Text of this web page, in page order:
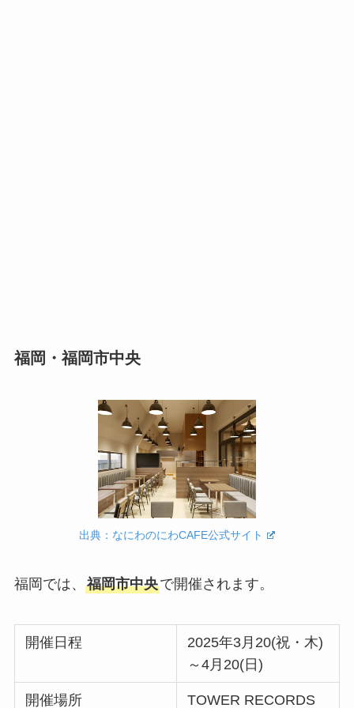
福岡・福岡市中央
出典：なにわのにわCAFE公式サイト
福岡では、 福岡市中央で開催されます。
開催日程
2025年3月20(祝・木)
～4月20(日)
開催場所 TOWER RECORDS